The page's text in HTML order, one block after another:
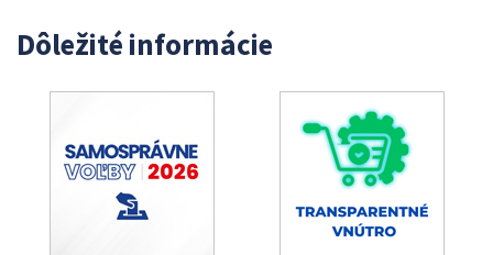
Dôležité informácie